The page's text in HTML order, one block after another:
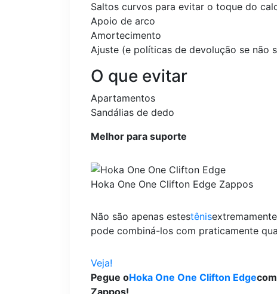
Saltos curvos para evitar o toque do
Apoio de arco
Amortecimento
Ajuste (e políticas de devolução se não
O que evitar
Apartamentos
Sandálias de dedo
Melhor para suporte
Hoka One One Clifton Edge Zappos
Não são apenas estestênis
pode combiná-los com praticamente
Veja!
Pegue oHoka One One Clifton Edge
Zappos!